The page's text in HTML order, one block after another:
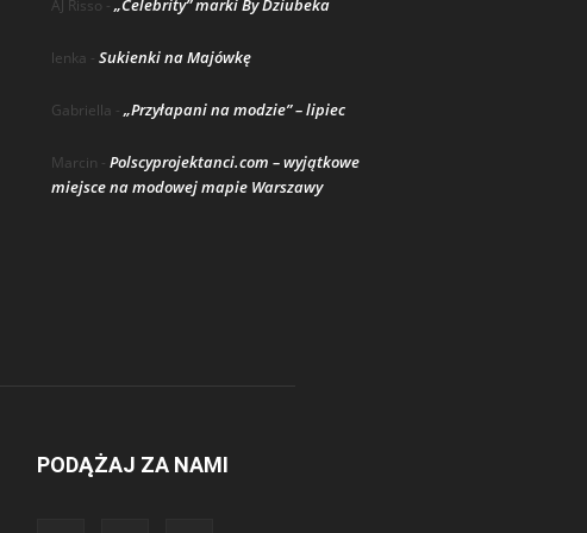
AJ Risso - „Celebrity” marki By Dziubeka
lenka - Sukienki na Majówkę
Gabriella - „Przyłapani na modzie” – lipiec
Marcin - Polscyprojektanci.com – wyjątkowe
miejsce na modowej mapie Warszawy
PODĄŻAJ ZA NAMI